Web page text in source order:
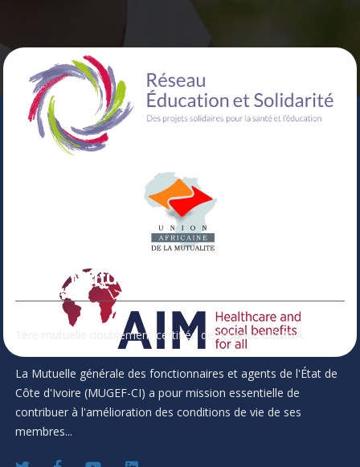
Votre Mutuelle
1ère mutuelle doublement certifiée de l'espace UEMOA.
La Mutuelle générale des fonctionnaires et agents de l'État de
Côte d'Ivoire (MUGEF-CI) a pour mission essentielle de
contribuer à l'amélioration des conditions de vie de ses
membres...